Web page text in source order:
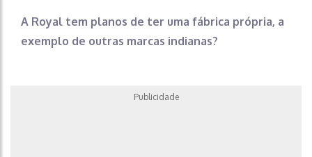
A Royal tem planos de ter uma fábrica própria, a
exemplo de outras marcas indianas?
Publicidade